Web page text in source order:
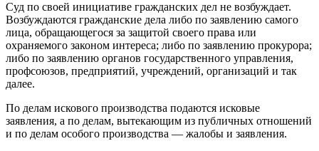
Суд по своей инициативе гражданских дел не возбуждает.
Возбуждаются гражданские дела либо по заявлению самого
лица, обращающегося за защитой своего права или
охраняемого законом интереса; либо по заявлению прокурора;
либо по заявлению органов государственного управления,
профсоюзов, предприятий, учреждений, организаций и так
далее.
По делам искового производства подаются исковые
заявления, а по делам, вытекающим из публичных отношений
и по делам особого производства — жалобы и заявления.